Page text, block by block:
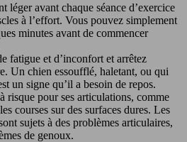
léger avant chaque séance d’exercice
à l’effort. Vous pouvez simplement
minutes avant de commencer
fatigue et d’inconfort et arrêtez
Un chien essoufflé, haletant, ou qui
un signe qu’il a besoin de repos.
risque pour ses articulations, comme
courses sur des surfaces dures. Les
sujets à des problèmes articulaires,
de genoux.